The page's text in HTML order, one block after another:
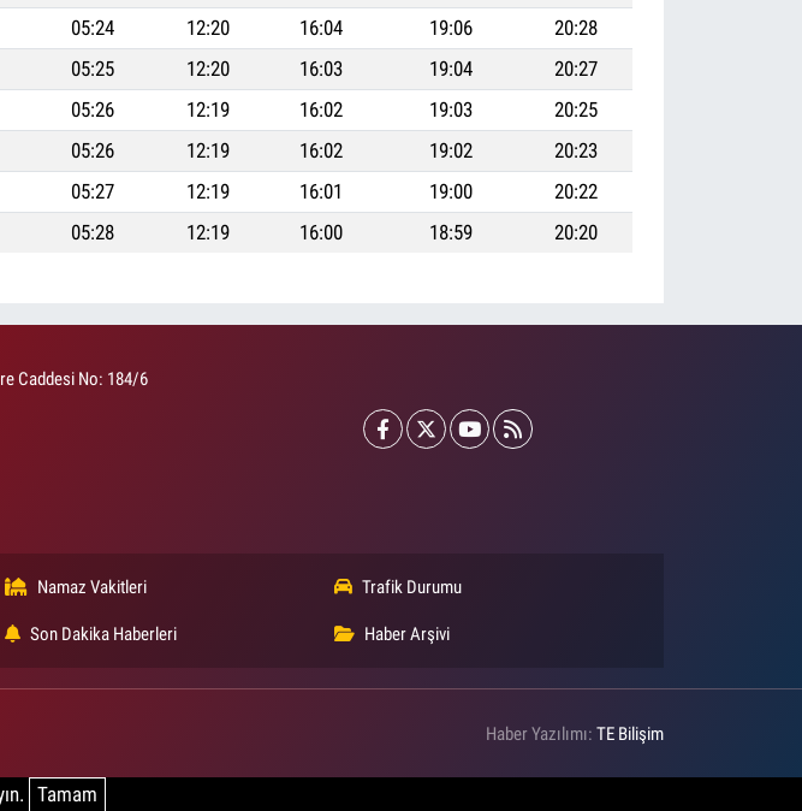
05:24 12:20 16:04 19:06
20:28
05:25 12:20 16:03 19:04
20:27
05:26 12:19 16:02 19:03
20:25
05:26 12:19 16:02 19:02
20:23
05:27 12:19 16:01 19:00
20:22
05:28 12:19 16:00 18:59 20:20
Caddesi No: 184/6
Namaz Vakitleri Trafik Durumu
Son Dakika Haberleri Haber Arşivi
Haber Yazılımı:TE Bilişim
Tamam